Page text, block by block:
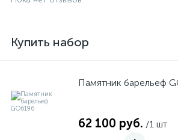
Купить набор
Памятник барельеф
62 100 руб. /1 шт